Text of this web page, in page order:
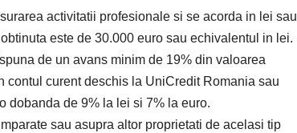
activitatii profesionale si se acorda in lei sau
este de 30.000 euro sau echivalentul in lei.
de un avans minim de 19% din valoarea
contul curent deschis la UniCredit Romania sau
dobanda de 9% la lei si 7% la euro.
sau asupra altor proprietati de acelasi tip